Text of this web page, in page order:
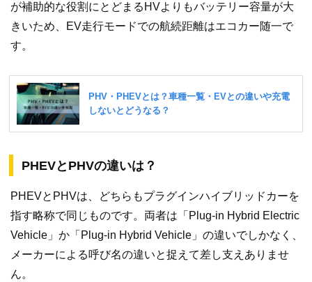
が補助的な役割にとどまるHVよりもバッテリー容量が大
きいため、EV走行モードでの航続距離はエコカー随一で
す。
PHEVとPHVの違いは？
PHEVとPHVは、どちらもプラグインハイブリッドカーを
指す略称で同じものです。両者は「Plug-in Hybrid Electric
Vehicle」か「Plug-in Hybrid Vehicle」の違いでしかなく、
メーカーによる呼び名の違いと捉えて差し支えありませ
ん。